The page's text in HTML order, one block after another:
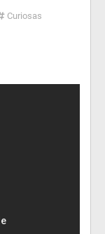
Curiosas